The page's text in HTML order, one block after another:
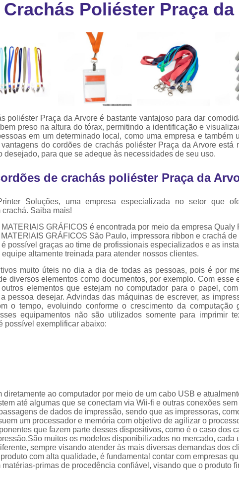
Ribbon
Cartão
Cordão
Cordão
Cordão
Cordão de
Cordão
Fita para
Poliéster Praça
poliéster Praça da Arvore é bastante vantajoso para dar
preso na altura do tórax, permitindo a identificação e
em um determinado local, como uma empresa e também
do cordões de crachás poliéster Praça da Arvore está
desejado, para que se adeque às necessidades de seu uso.
de crachás poliéster Praça da
Soluções, uma empresa especializada no setor que
Saiba mais!
GRÁFICOS é encontrada por meio da empresa Qualy
GRÁFICOS São Paulo, impressora ribbon e crachá
possível graças ao time de profissionais especializados e as
altamente treinada para atender nossos clientes.
muito úteis no dia a dia de todas as pessoas, pois é por
diversos elementos como documentos, por exemplo. Com esse
elementos que estejam no computador para o papel,
pessoa desejar. Advindas das máquinas de escrever, as
o tempo, evoluindo conforme o crescimento da computação
equipamentos não são utilizados somente para imprimir
possível exemplificar abaixo:
diretamente ao computador por meio de um cabo USB e
até algumas que se conectam via Wii-fi e outras conexões sem
de dados de impressão, sendo que as impressoras,
um processador e memória com objetivo de agilizar o
que fazem parte desses dispositivos, como é o caso dos
muitos os modelos disponibilizados no mercado, cada
sempre visando atender às mais diversas demandas dos
com alta qualidade, é fundamental contar com empresas
primas de procedência confiável, visando que o produto